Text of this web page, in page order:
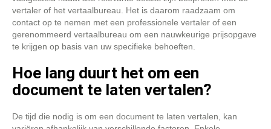
vertaler of het vertaalbureau. Het is daarom raadzaam om
contact op te nemen met een professionele vertaler of een
gerenommeerd vertaalbureau om een nauwkeurige prijsopgave
te krijgen op basis van uw specifieke behoeften.
Hoe lang duurt het om een
document te laten vertalen?
De tijd die nodig is om een document te laten vertalen, kan